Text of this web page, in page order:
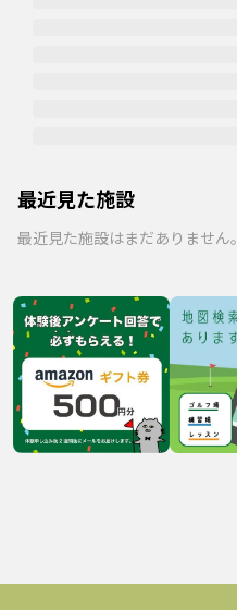
最近見た施設
最近見た施設はまだありません。